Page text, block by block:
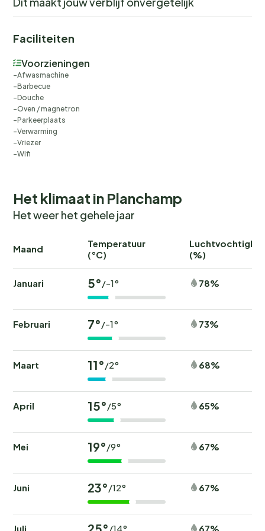
Faciliteiten
Voorzieningen
Afwasmachine
Barbecue
Douche
Oven / magnetron
Parkeerplaats
Verwarming
Vriezer
Wifi
Het klimaat in Planchamp
Het weer het gehele jaar
Maand
Temperatuur
(°C)
(%)
Januari 5°/-1° 78%
Februari 7°/-1° 73%
Maart 11°/2° 68%
April 15°/5° 65%
Mei 19°/9° 67%
Juni 23°/12° 67%
Juli /14° 67%